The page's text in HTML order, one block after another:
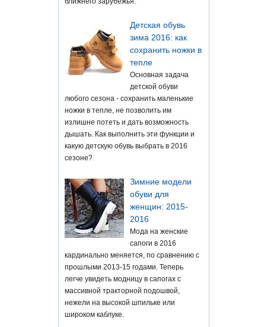
Детская обувь
зима 2016: как
сохранить ножки в
тепле
Основная задача
детской обуви
любого сезона - сохранить маленькие
ножки в тепле, не позволить им
излишне потеть и дать возможность
дышать. Как выполнить эти функции и
какую детскую обувь выбрать в 2016
сезоне?
Зимние модели
обуви для
женщин: 2015-
2016
Мода на женские
сапоги в 2016
кардинально меняется, по сравнению с
прошлыми 2013-15 годами. Теперь
легче увидеть модницу в сапогах с
массивной тракторной подошвой,
нежели на высокой шпильке или
широком каблуке.